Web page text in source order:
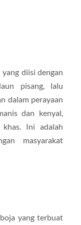
diisi dengan
pisang, lalu
dalam perayaan
dan kenyal,
Ini adalah
masyarakat
yang terbuat